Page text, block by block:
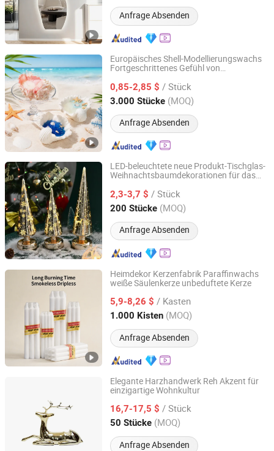
Anfrage Absenden
Europäisches Shell-Modellierungswachs
Fortgeschrittenes Gefühl von
Kleines Geschenk Duftkerze
0,85-2,85 $ / Stück
3.000 Stücke (MOQ)
Anfrage Absenden
Shandong Lechao Biotechnology Co., Ltd.
Shandong, China Seit 2026
LED-beleuchtete neue Produkt-Tischglas-
Weihnachtsbaumdekorationen für das
2,3-3,7 $ / Stück
200 Stücke (MOQ)
Anfrage Absenden
Baoying County Tongxingyong Glass Crafts Factory
Jiangsu, China Seit 2025
Heimdekor Kerzenfabrik Paraffinwachs
weiße Säulenkerze unbeduftete Kerze
5,9-8,26 $ / Kasten
1.000 Kisten (MOQ)
Anfrage Absenden
Aoyin Xingtang Candle Co., Ltd.
Hebei, China Seit 2014
Elegante Harzhandwerk Reh Akzent für
einzigartige Wohnkultur
16,7-17,5 $ / Stück
50 Stücke (MOQ)
Anfrage Absenden
Dongguan Mingyu E-Commerce Co., Ltd
Guangdong, China Seit 2025